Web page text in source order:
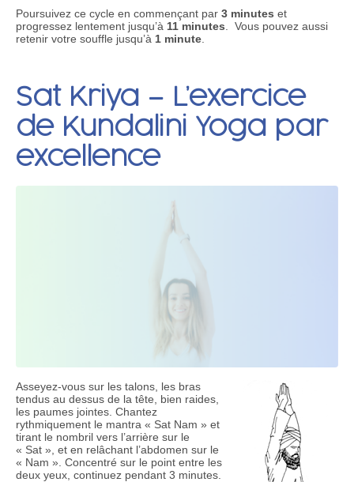
Poursuivez ce cycle en commençant par 3 minutes et
progressez lentement jusqu’à 11 minutes . Vous pouvez aussi
retenir votre souffle jusqu’à 1 minute
Sat Kriya – L’exercice
de Kundalini Yoga par
excellence
Asseyez-vous sur les talons, les bras
tendus au dessus de la tête, bien raides,
les paumes jointes. Chantez
rythmiquement le mantra « Sat Nam » et
tirant le nombril vers l’arrière sur le
« Sat », et en relâchant l’abdomen sur le
« Nam ». Concentré sur le point entre les
deux yeux, continuez pendant 3 minutes.